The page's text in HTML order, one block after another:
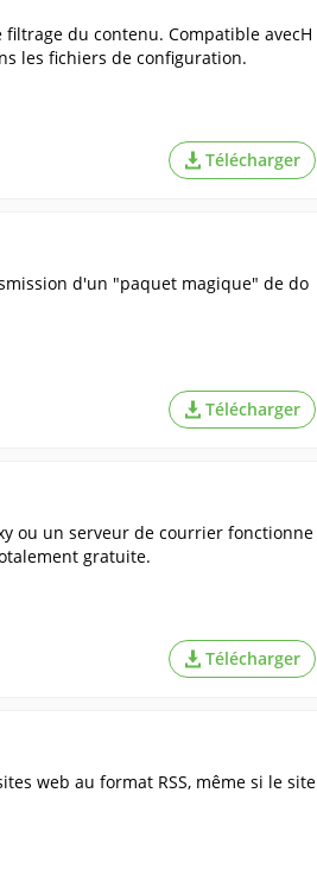
du contenu. Compatible avecH
les fichiers de configuration.
Télécharger
d'un "paquet magique" de do
Télécharger
ou un serveur de courrier fonctionne
gratuite.
Télécharger
web au format RSS, même si le site